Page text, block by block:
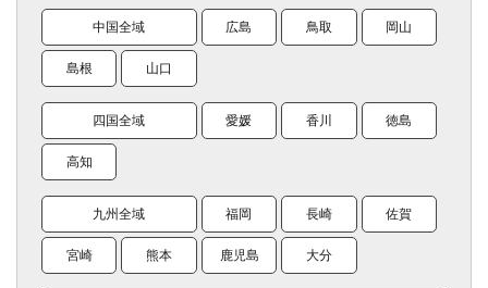
中国全域 広島 鳥取 岡山
島根 山口
四国全域 愛媛 香川 徳島
高知
九州全域 福岡 長崎 佐賀
宮崎 熊本 鹿児島 大分